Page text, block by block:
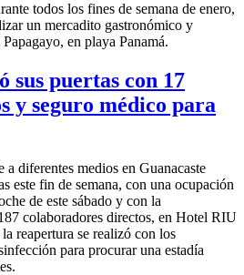
todos los fines de semana de enero,
un mercadito gastronómico y
en playa Panamá.
puertas con 17
y seguro médico para
a diferentes medios en Guanacaste
este fin de semana, con una ocupación
de este sábado y con la
colaboradores directos, en Hotel RIU
reapertura se realizó con los
para procurar una estadía